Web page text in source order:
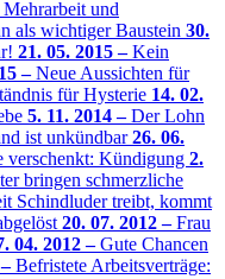
und
als wichtiger Baustein 30.
21. 05. 2015 –Kein
–Neue Aussichten für
für Hysterie 14. 02.
5. 11. 2014 –Der Lohn
ist unkündbar26. 06.
verschenkt: Kündigung 2.
bringen schmerzliche
Schindluder treibt, kommt
20. 07. 2012 –Frau
04. 2012 –Gute Chancen
Befristete Arbeitsverträge: